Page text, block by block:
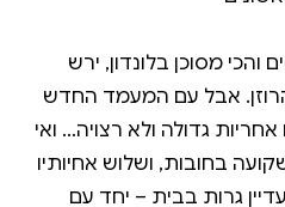
והכי מסוכן בלונדון, ירש
אבל עם המעמד החדש
גדולה ולא רצויה… ואי
בחובות, ושלוש אחיותיו
גרות בבית – יחד עם